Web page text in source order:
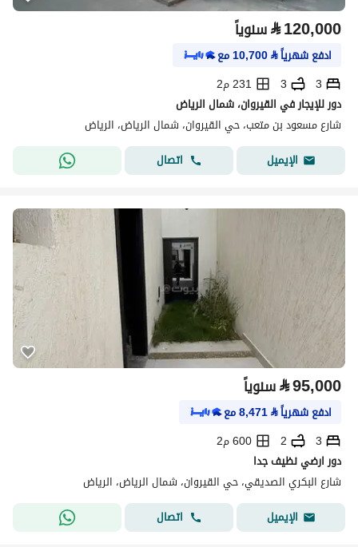
⃁120,000 سنوياً
ادفع شهرياً⃁
10,700مع
3
3
231 م2
دور للإيجار في القيروان، شمال الرياض
شارع مسعود بن متعب، حي القيروان، شمال الرياض، الرياض
الإيميل
اتصال
⃁95,000 سنوياً
ادفع شهرياً⃁
8,471مع
3
2
600 م2
دور ارضي نظيف جدا
شارع البكري الصديقي، حي القيروان، شمال الرياض، الرياض
الإيميل
اتصال